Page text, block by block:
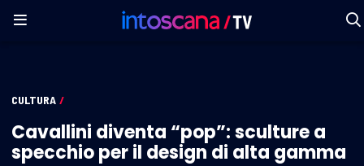
CULTURA /
Cavallini diventa “pop”: sculture a
specchio per il design di alta gamma